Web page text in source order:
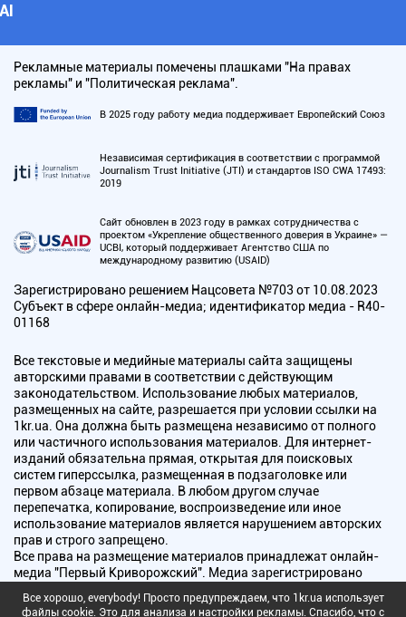
АI
Рекламные материалы помечены плашками "На правах
рекламы" и "Политическая реклама".
В 2025 году работу медиа поддерживает Европейский Союз
Независимая сертификация в соответствии с программой
Journalism Trust Initiative (JTI) и стандартов ISO CWA 17493:
2019
Сайт обновлен в 2023 году в рамках сотрудничества с
проектом «Укрепление общественного доверия в Украине» —
UCBI, который поддерживает Агентство США по
международному развитию (USAID)
Зарегистрировано решением Нацсовета №703 от 10.08.2023
Субъект в сфере онлайн-медиа; идентификатор медиа - R40-
01168
Все текстовые и медийные материалы сайта защищены
авторскими правами в соответствии с действующим
законодательством. Использование любых материалов,
размещенных на сайте, разрешается при условии ссылки на
1kr.ua. Она должна быть размещена независимо от полного
или частичного использования материалов. Для интернет-
изданий обязательна прямая, открытая для поисковых
систем гиперссылка, размещенная в подзаголовке или
первом абзаце материала. В любом другом случае
перепечатка, копирование, воспроизведение или иное
использование материалов является нарушением авторских
прав и строго запрещено.
Все права на размещение материалов принадлежат онлайн-
медиа "Первый Криворожский". Медиа зарегистрировано
радиовещания.
Все хорошо, everybody! Просто предупреждаем, что 1kr.ua использует
файлы cookie. Это для анализа и настройки рекламы. Спасибо, что с